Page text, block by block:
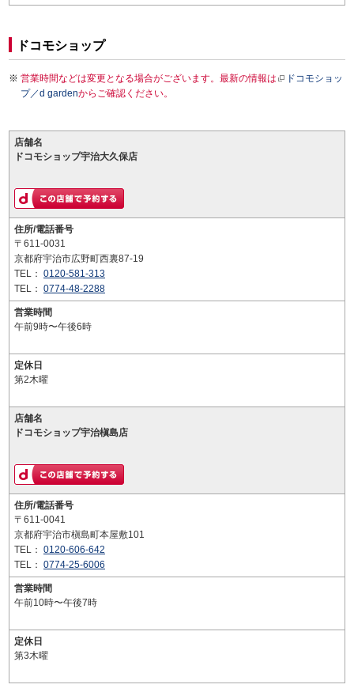
ドコモショップ
営業時間などは変更となる場合がございます。最新の情報は
ドコモショッ
プ／d gardenからご確認ください。
店舗名
ドコモショップ宇治大久保店
住所/電話番号
〒611-0031
京都府宇治市広野町西裏87-19
TEL： 0120-581-313
TEL： 0774-48-2288
営業時間
午前9時〜午後6時
定休日
第2木曜
店舗名
ドコモショップ宇治槇島店
住所/電話番号
〒611-0041
京都府宇治市槇島町本屋敷101
TEL： 0120-606-642
TEL： 0774-25-6006
営業時間
午前10時〜午後7時
定休日
第3木曜